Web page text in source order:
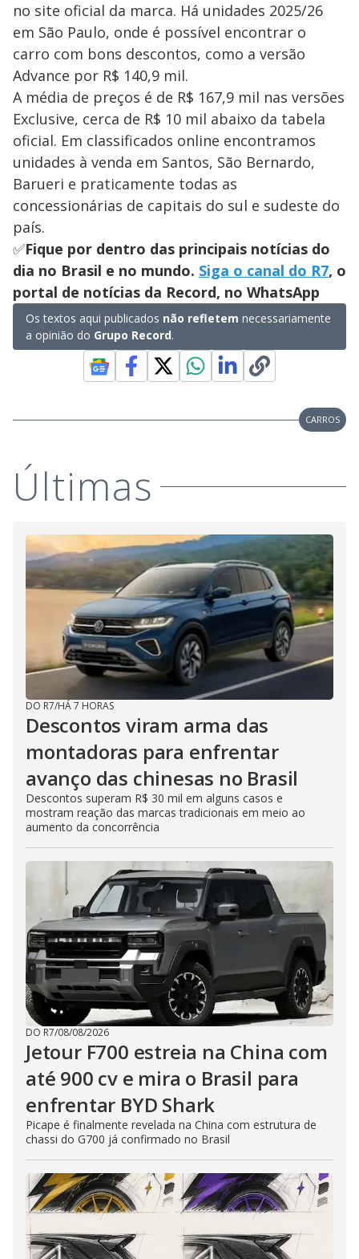
no site oficial da marca. Há unidades 2025/26
em São Paulo, onde é possível encontrar o
carro com bons descontos, como a versão
Advance por R$ 140,9 mil.
A média de preços é de R$ 167,9 mil nas versões
Exclusive, cerca de R$ 10 mil abaixo da tabela
oficial. Em classificados online encontramos
unidades à venda em Santos, São Bernardo,
Barueri e praticamente todas as
concessionárias de capitais do sul e sudeste do
país.
✅Fique por dentro das principais notícias do
dia no Brasil e no mundo. Siga o canal do R7, o
portal de notícias da Record, no WhatsApp
Os textos aqui publicados não refletem necessariamente
a opinião do Grupo Record.
CARROS
Últimas
DO R7/HÁ 7 HORAS
Descontos viram arma das
montadoras para enfrentar
avanço das chinesas no Brasil
Descontos superam R$ 30 mil em alguns casos e
mostram reação das marcas tradicionais em meio ao
aumento da concorrência
DO R7/08/08/2026
Jetour F700 estreia na China com
até 900 cv e mira o Brasil para
enfrentar BYD Shark
Picape é finalmente revelada na China com estrutura de
chassi do G700 já confirmado no Brasil